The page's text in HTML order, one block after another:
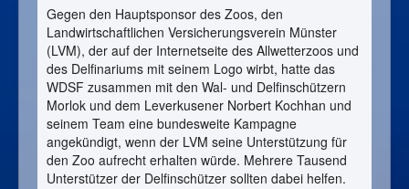
Gegen den Hauptsponsor des Zoos, den
Landwirtschaftlichen Versicherungsverein Münster
(LVM), der auf der Internetseite des Allwetterzoos und
des Delfinariums mit seinem Logo wirbt, hatte das
WDSF zusammen mit den Wal- und Delfinschützern
Morlok und dem Leverkusener Norbert Kochhan und
seinem Team eine bundesweite Kampagne
angekündigt, wenn der LVM seine Unterstützung für
den Zoo aufrecht erhalten würde. Mehrere Tausend
Unterstützer der Delfinschützer sollten dabei helfen.